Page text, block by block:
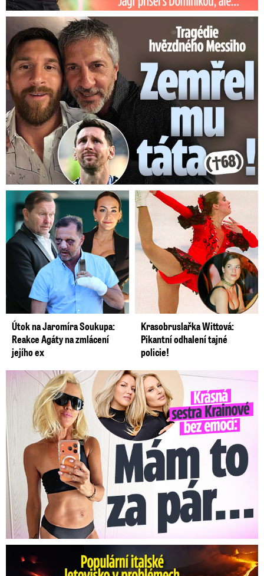
Tragédie hvězdného Messiho: Zemřel mu táta (†68)!
Útok na Jaromíra Soukupa:
Reakce Agáty na zmlácení
jejího ex
Krasobruslařka Wittová:
Pikantní odhalení tajné
policie!
Krásná sestra Krainové bez emocí: Mám to za pár…
Erupce sicilské sopky Etny: Ruší desítky letů